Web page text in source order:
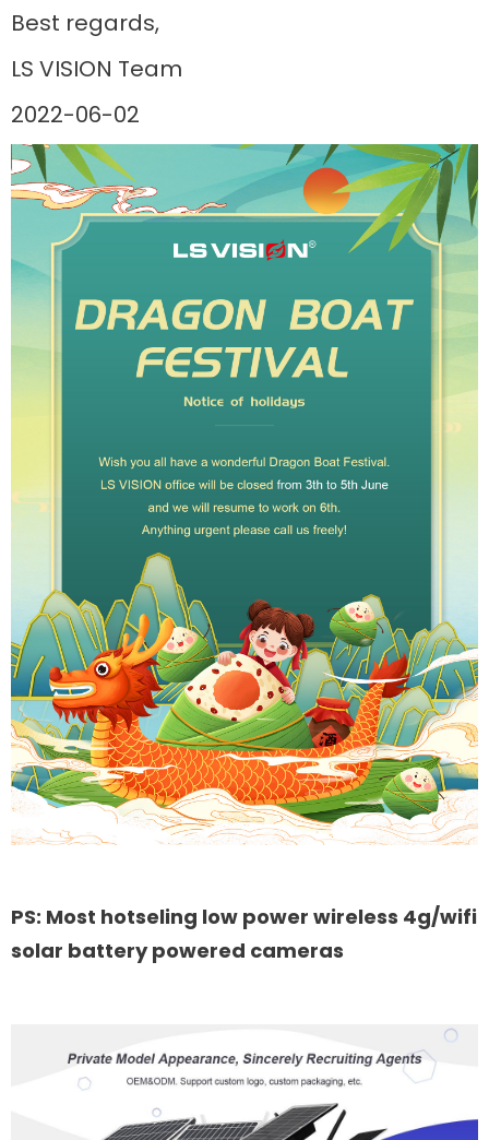
Best regards,
LS VISION Team
2022-06-02
PS: Most hotseling low power wireless 4g/wifi
solar battery powered cameras